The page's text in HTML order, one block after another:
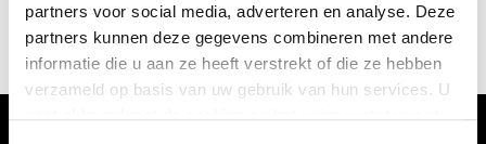
partners voor social media, adverteren en analyse. Deze
partners kunnen deze gegevens combineren met andere
informatie die u aan ze heeft verstrekt of die ze hebben
verzameld op basis van uw gebruik van hun services. U